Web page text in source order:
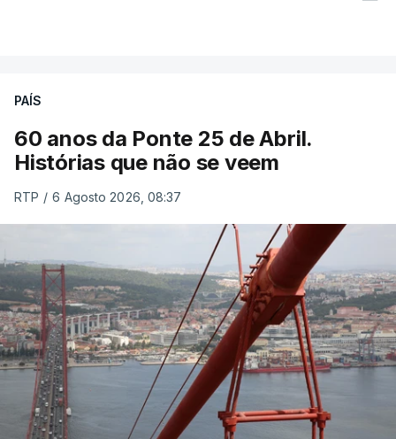
PAÍS
60 anos da Ponte 25 de Abril.
Histórias que não se veem
RTP / 6 Agosto 2026, 08:37